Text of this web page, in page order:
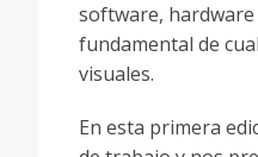
software,
fundamental de
visuales.
En esta primera